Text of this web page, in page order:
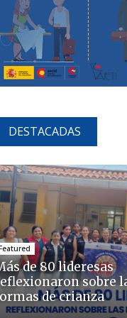
DESTACADAS
de 80 lideresas
sobre
de crianza